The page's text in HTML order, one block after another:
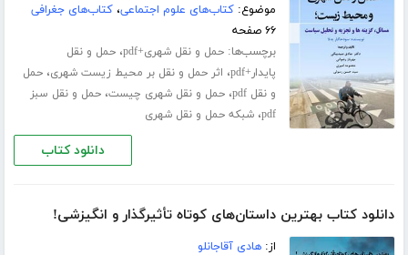
موضوع:کتاب‌های علوم اجتماعی،کتاب‌های جغرافی
۶۶ صفحه
برچسب‌ها:حمل و نقل شهری+pdf ،حمل و نقل
پایدار+pdf
، اثر حمل و نقل بر محیط زیست شهری،حمل
و نقل pdf
،حمل و نقل شهری چیست،حمل و نقل سبز
pdf،شبکه حمل و نقل شهری
دانلود کتاب
دانلود کتاب بهترین داستان‌های کوتاه تأثیرگذار و انگیزشی!
از:هادی آقاجانلو